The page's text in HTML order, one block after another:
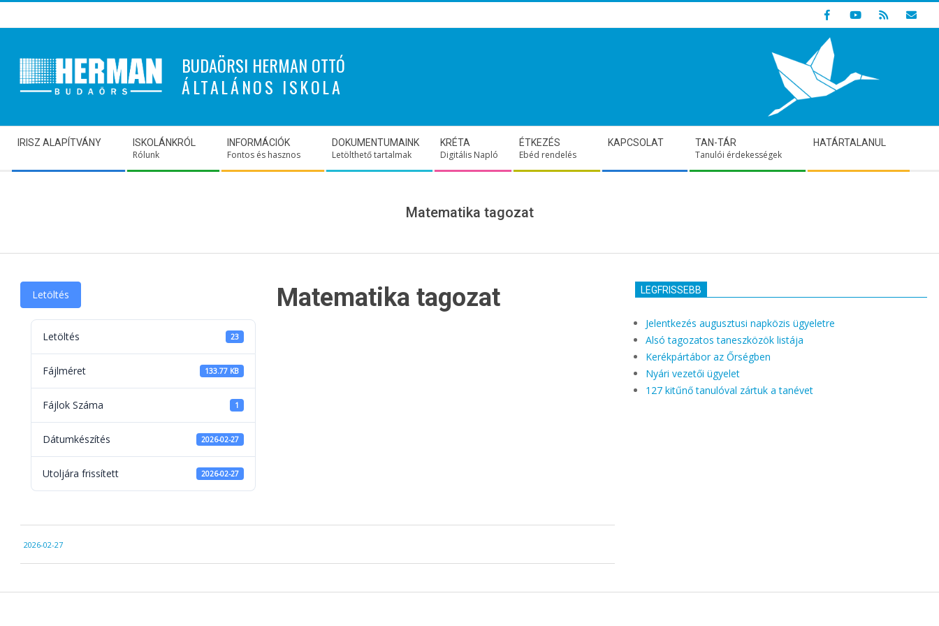
to
BUDAÖRSI HERMAN OTTÓ
ÁLTALÁNOS ISKOLA
Indulunk! Hamarosan újraindul oldalunk!
Navigation
Menu
IRISZ ALAPÍTVÁNY ISKOLÁNKRÓL
Rólunk
INFORMÁCIÓK
Fontos és hasznos
DOKUMENTUMAINK
Letölthető tartalmak
KRÉTA
Digitális Napló
ÉTKEZÉS
Ebéd rendelés
KAPCSOLAT TAN-TÁR
Tanulói érdekességek
HATÁRTALANUL
Matematika tagozat
Letöltés
Letöltés 23
Fájlméret 133.77 KB
Fájlok Száma 1
Dátumkészítés 2026-02-27
Utoljára frissített 2026-02-27
Matematika tagozat
02-
27
2026-02-27
LEGFRISSEBB
Jelentkezés augusztusi napközis ügyeletre
Alsó tagozatos taneszközök listája
Kerékpártábor az Őrségben
Nyári vezetői ügyelet
127 kitűnő tanulóval zártuk a tanévet